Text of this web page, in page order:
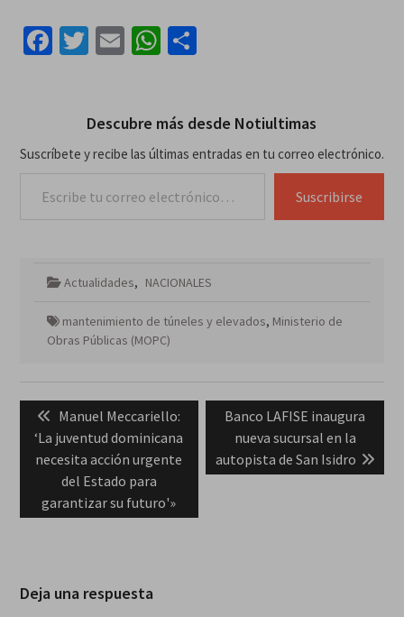
Facebook
Twitter
EmailWhatsApp
Compartir
Descubre más desde Notiultimas
Suscríbete y recibe las últimas entradas en tu correo electrónico.
Suscribirse
Actualidades, NACIONALES
mantenimiento de túneles y elevados, Ministerio de
Obras Públicas (MOPC)
entradas
Previous
post:
Manuel Meccariello:
‘La juventud dominicana
necesita acción urgente
del Estado para
garantizar su futuro'»
Next
post:
Banco LAFISE inaugura
nueva sucursal en la
autopista de San Isidro
Deja una respuesta